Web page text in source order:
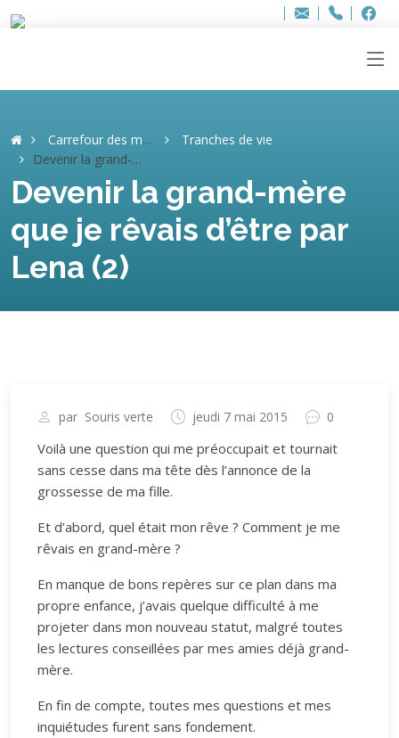
Adresse
info..hâthe..
Tel.
Tel.
Carrefour des mémoires
Tranches de vie
Devenir la grand-mère que je rêvais d’être par Lena (2)
Devenir la grand-mère
que je rêvais d’être par
Lena (2)
par Souris verte jeudi 7 mai 2015 0
Voilà une question qui me préoccupait et tournait
sans cesse dans ma tête dès l’annonce de la
grossesse de ma fille.
Et d’abord, quel était mon rêve ? Comment je me
rêvais en grand-mère ?
En manque de bons repères sur ce plan dans ma
propre enfance, j’avais quelque difficulté à me
projeter dans mon nouveau statut, malgré toutes
les lectures conseillées par mes amies déjà grand-
mère.
En fin de compte, toutes mes questions et mes
inquiétudes furent sans fondement.